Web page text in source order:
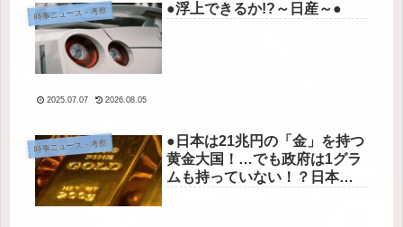
時事ニュース・考察 ●浮上できるか!?～日産～●
2025.07.07 2026.08.05
時事ニュース・考察
●日本は21兆円の「金」を持つ
黄金大国！…でも政府は1グラ
ムも持っていない！？日本の